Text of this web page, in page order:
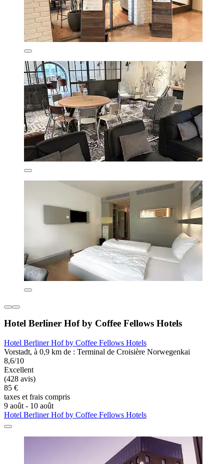
Hotel Berliner Hof by Coffee Fellows Hotels
Hotel Berliner Hof by Coffee Fellows Hotels
Vorstadt, à 0,9 km de : Terminal de Croisière Norwegenkai
8,6/10
Excellent
(428 avis)
85 €
taxes et frais compris
9 août - 10 août
Hotel Berliner Hof by Coffee Fellows Hotels